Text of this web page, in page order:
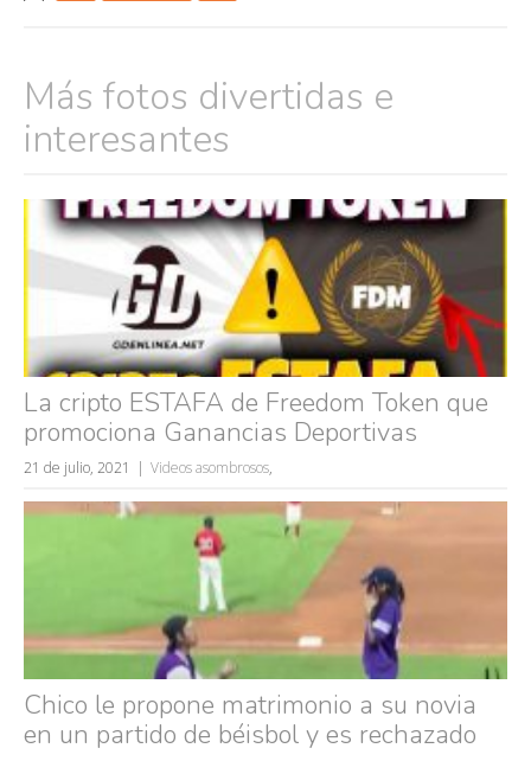
Más fotos divertidas e
interesantes
La cripto ESTAFA de Freedom Token que
promociona Ganancias Deportivas
21 de julio, 2021 Videos asombrosos,
Chico le propone matrimonio a su novia
en un partido de béisbol y es rechazado